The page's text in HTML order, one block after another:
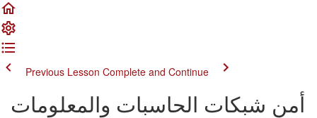
Previous Lesson Complete and Continue
أمن شبكات الحاسبات والمعلومات